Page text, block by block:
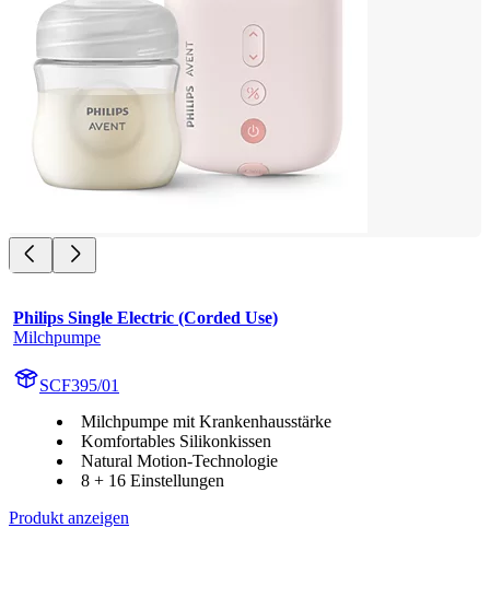
Philips Single Electric (Corded Use)
Milchpumpe
SCF395/01
Milchpumpe mit Krankenhausstärke
Komfortables Silikonkissen
Natural Motion-Technologie
8 + 16 Einstellungen
Produkt anzeigen